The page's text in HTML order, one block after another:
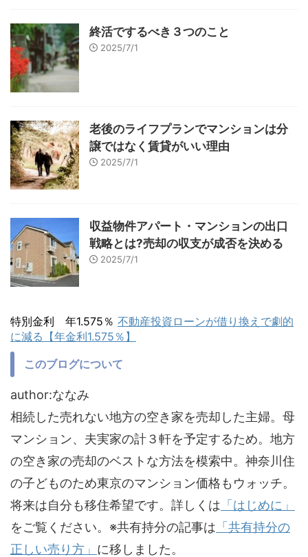
終活でするべき３つのこと
2025/7/1
老後のライフプランでマンションは分
譲ではなく賃貸がいい理由
2025/7/1
収益物件アパート・マンションの出口
戦略とは?売却の収支が成否を決める
2025/7/1
特別金利 年1.575％ 不動産投資ローンが借り換えで劇的
に減る【年金利1.575％】
このブログについて
author:ななみ
相続した売れない地方の空き家を売却した主婦。母
マンション、夫実家の計３軒を予定するため。地方
の空き家の売却のベストな方法を模索中。神奈川住
の子どものため東京のマンション価格もウォッチ。
将来は自分も移住希望です。詳しくは 「はじめに」
をご覧ください。※共有持分の記事は 「共有持分の
正しい売り方」 に移しました。